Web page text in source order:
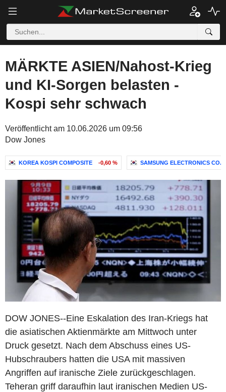
MÄRKTE ASIEN/Nahost-Krieg
und KI-Sorgen belasten -
Kospi sehr schwach
Veröffentlicht am 10.06.2026 um 09:56
Dow Jones
KOREA KOSPI COMPOSITE -0,60 % SAMSUNG ELECTRONICS CO.,
DOW JONES--Eine Eskalation des Iran-Kriegs hat
die asiatischen Aktienmärkte am Mittwoch unter
Druck gesetzt. Nach dem Abschuss eines US-
Hubschraubers hatten die USA mit massiven
Angriffen auf iranische Ziele zurückgeschlagen.
Teheran griff daraufhin laut iranischen Medien US-